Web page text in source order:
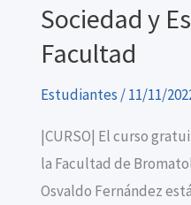
Sociedad y
Facultad
Estudiantes /11/11/
|CURSO| El curso
la Facultad de
Osvaldo Fernández